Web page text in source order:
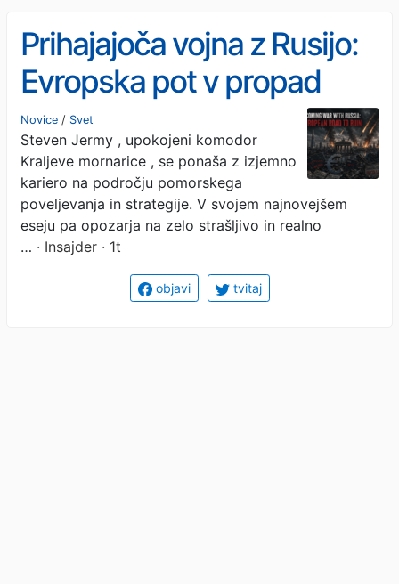
Prihajajoča vojna z Rusijo:
Evropska pot v propad
Novice / Svet
Steven Jermy , upokojeni komodor
Kraljeve mornarice , se ponaša z izjemno
kariero na področju pomorskega
poveljevanja in strategije. V svojem najnovejšem
eseju pa opozarja na zelo strašljivo in realno
… · Insajder · 1t
objavi tvitaj